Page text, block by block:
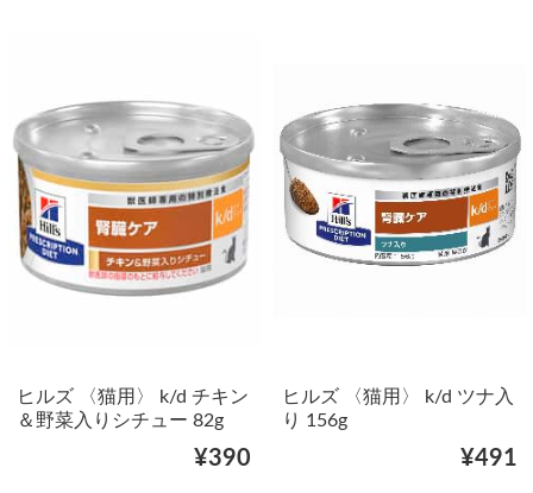
ヒルズ 〈猫用〉 k/d チキン
＆野菜入りシチュー 82g
¥390
ヒルズ 〈猫用〉 k/d ツナ入
り 156g
¥491